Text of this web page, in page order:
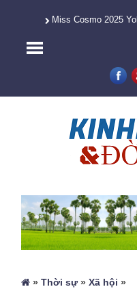
Miss Cosmo 2025
»Thời sự»Xã hội »